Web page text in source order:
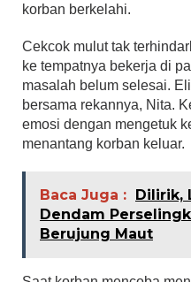
korban berkelahi.
Cekcok mulut tak
ke tempatnya bekerja di
masalah belum selesai.
bersama rekannya, Nita.
emosi dengan mengetuk
menantang korban keluar.
Baca Juga : Dilirik,
Dendam
Berujung Maut